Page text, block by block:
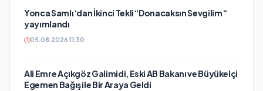
Yonca Samlı ‘dan İkinci Tekli “Donacaksın Sevgilim “
yayımlandı
05.08.2026 11:30
Ali Emre Açıkgöz Galimidi, Eski AB Bakanı ve Büyükelçi
Egemen Bağış ile Bir Araya Geldi